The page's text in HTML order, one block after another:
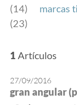
(14)
marcas
(23)
1 Artículos
27/09/2016
gran angular